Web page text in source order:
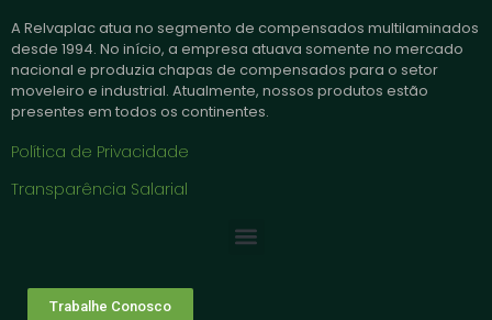
A Relvaplac atua no segmento de compensados multilaminados
desde 1994. No início, a empresa atuava somente no mercado
nacional e produzia chapas de compensados para o setor
moveleiro e industrial. Atualmente, nossos produtos estão
presentes em todos os continentes.
Política de Privacidade
Transparência Salarial
Trabalhe Conosco